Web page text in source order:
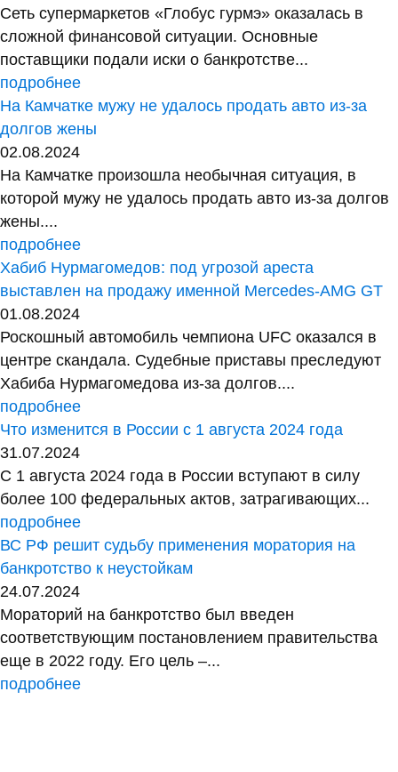
Сеть супермаркетов «Глобус гурмэ» оказалась в
сложной финансовой ситуации. Основные
поставщики подали иски о банкротстве...
подробнее
На Камчатке мужу не удалось продать авто из-за
долгов жены
02.08.2024
На Камчатке произошла необычная ситуация, в
которой мужу не удалось продать авто из-за долгов
жены....
подробнее
Хабиб Нурмагомедов: под угрозой ареста
выставлен на продажу именной Mercedes-AMG GT
01.08.2024
Роскошный автомобиль чемпиона UFC оказался в
центре скандала. Судебные приставы преследуют
Хабиба Нурмагомедова из-за долгов....
подробнее
Что изменится в России с 1 августа 2024 года
31.07.2024
С 1 августа 2024 года в России вступают в силу
более 100 федеральных актов, затрагивающих...
подробнее
ВС РФ решит судьбу применения моратория на
банкротство к неустойкам
24.07.2024
Мораторий на банкротство был введен
соответствующим постановлением правительства
еще в 2022 году. Его цель –...
подробнее